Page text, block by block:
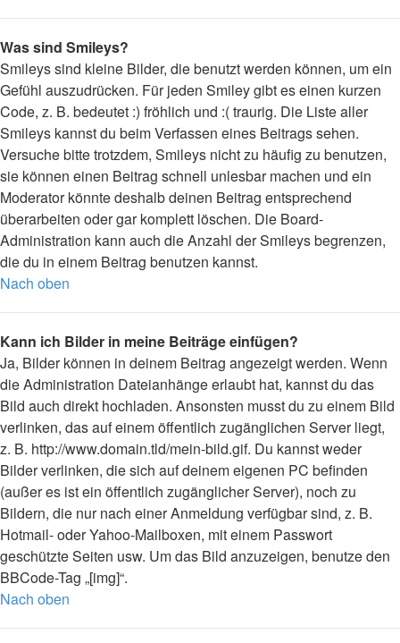
Was sind Smileys?
Smileys sind kleine Bilder, die benutzt werden können, um ein
Gefühl auszudrücken. Für jeden Smiley gibt es einen kurzen
Code, z. B. bedeutet :) fröhlich und :( traurig. Die Liste aller
Smileys kannst du beim Verfassen eines Beitrags sehen.
Versuche bitte trotzdem, Smileys nicht zu häufig zu benutzen,
sie können einen Beitrag schnell unlesbar machen und ein
Moderator könnte deshalb deinen Beitrag entsprechend
überarbeiten oder gar komplett löschen. Die Board-
Administration kann auch die Anzahl der Smileys begrenzen,
die du in einem Beitrag benutzen kannst.
Nach oben
Kann ich Bilder in meine Beiträge einfügen?
Ja, Bilder können in deinem Beitrag angezeigt werden. Wenn
die Administration Dateianhänge erlaubt hat, kannst du das
Bild auch direkt hochladen. Ansonsten musst du zu einem Bild
verlinken, das auf einem öffentlich zugänglichen Server liegt,
z. B. http://www.domain.tld/mein-bild.gif. Du kannst weder
Bilder verlinken, die sich auf deinem eigenen PC befinden
(außer es ist ein öffentlich zugänglicher Server), noch zu
Bildern, die nur nach einer Anmeldung verfügbar sind, z. B.
Hotmail- oder Yahoo-Mailboxen, mit einem Passwort
geschützte Seiten usw. Um das Bild anzuzeigen, benutze den
BBCode-Tag „[img]“.
Nach oben